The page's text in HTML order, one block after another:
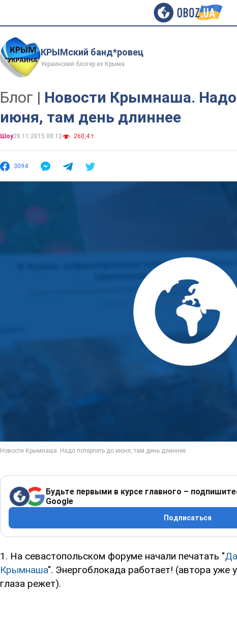
КРЫМский банд*ровец
Украинский блогер из Крыма
Блог | Новости Крымнаша. Надо
июня, там день длиннее
Шоу28.11.2015 08:12 260,4 т.
3094
Будьте первыми в курсе главного –
Google
Подписаться
1. На севастопольском форуме начали печатать "
Крымнаша". Энергоблокада работает! (автора
глаза режет).